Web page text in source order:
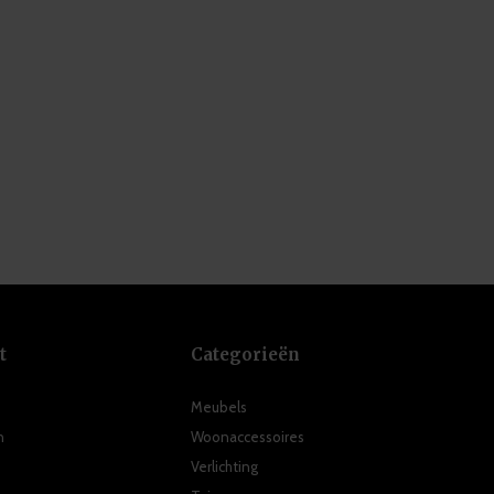
Categorieën
Meubels
Woonaccessoires
Verlichting